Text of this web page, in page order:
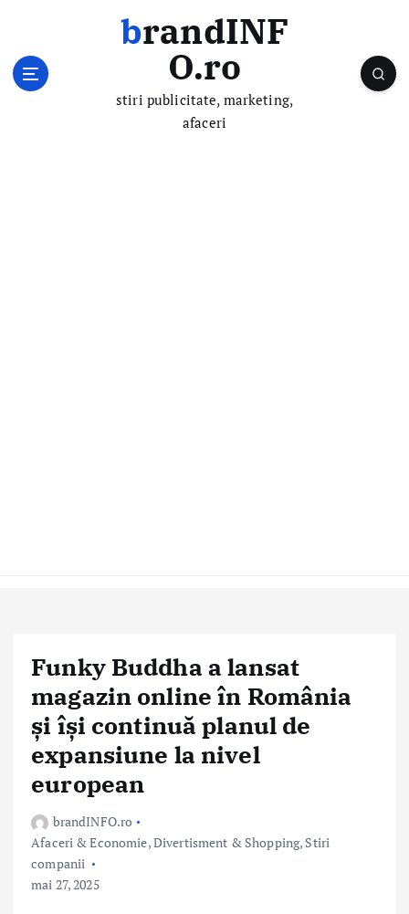
brandINF
O.ro
stiri publicitate, marketing,
afaceri
Funky Buddha a lansat
magazin online în România
și își continuă planul de
expansiune la nivel
european
brandINFO.ro
Afaceri & Economie,Divertisment & Shopping, Stiri
companii
mai 27, 2025